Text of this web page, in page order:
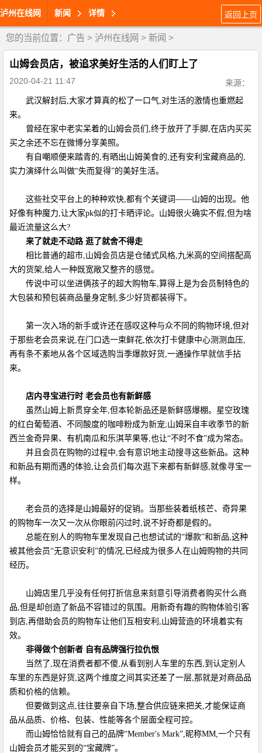
泸州在线网 新闻 详情 返回上页
您的当前位置： 广告 > 泸州在线网 > 新闻 >
山姆会员店，被追求美好生活的人们盯上了
2020-04-21 11:47 来源：
武汉解封后,大家才算真的松了一口气,对生活的激情也重燃起
来。
曾经在家中老实呆着的山姆会员们,终于放开了手脚,在店内买买
买之余还不忘在微博分享美照。
有自嘲顺便来踏青的,有晒出山姆美食的,还有安利宝藏商品的,
实力演绎什么叫做“失而复得”的美好生活。
这些社交平台上的种种欢快,都有个关键词——山姆的出现。他
好像有种魔力,让大家pk似的打卡晒评论。山姆很火确实不假,但为啥
最近流量这么大?
来了就走不动路 逛了就舍不得走
相比普通的超市,山姆会员店是仓储式风格,九米高的空间搭配高
大的货架,给人一种既宽敞又整齐的感觉。
传说中可以坐进俩孩子的超大购物车,算得上是为会员制特色的
大包装和预包装商品量身定制,多少好货都装得下。
第一次入场的新手或许还在感叹这种与众不同的购物环境,但对
于那些老会员来说,在门口选一束鲜花,依次打卡健康中心测测血压,
再有条不紊地从各个区域选购当季爆款好货,一通操作早就信手拈
来。
店内寻宝进行时 老会员也有新鲜感
虽然山姆上新贯穿全年,但本轮新品还是新鲜感爆棚。星空玫瑰
的红白葡萄酒、不同酸度的咖啡粉成为新宠;山姆采自丰收季节的新
西兰金奇异果、有机南瓜和乐淇苹果等,也让“不时不食”成为常态。
并且会员在购物的过程中,会有意识地主动搜寻这些新品。这种
和新品有期而遇的体验,让会员们每次逛下来都有新鲜感,就像寻宝一
样。
老会员的选择是山姆最好的促销。当那些装着纸核芒、奇异果
的购物车一次又一次从你眼前闪过时,说不好奇都是假的。
总能在别人的购物车里发现自己也想试试的“爆款”和新品,这种
被其他会员“无意识安利”的情况,已经成为很多人在山姆购物的共同
经历。
山姆店里几乎没有任何打折信息来刻意引导消费者购买什么商
品,但是却创造了新品不容错过的氛围。用新奇有趣的购物体验引客
到店,再借助会员的购物车让他们互相安利,山姆营造的环境着实有
效。
非得做个创新者 自有品牌强行拉仇恨
当然了,现在消费者都不傻,从看到别人车里的东西,到认定别人
车里的东西是好货,这两个维度之间其实还差了一层,那就是对商品品
质和价格的信赖。
但要做到这点,往往要亲自下场,整合供应链来把关,才能保证商
品从品质、价格、包装、性能等各个层面全程可控。
而山姆恰恰就有自己的品牌“Member's Mark”,昵称MM,一个只有
山姆会员才能买到的“宝藏牌”。